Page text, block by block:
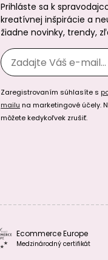
Minerálne koráliky
Bílý achát 8mm
6mm
Prihláste sa k
kreatívnej inšpirácie a
žiadne novinky, trendy,
Zaregistrovaním súhlasíte s
mailu na marketingové účely.
môžete kedykoľvek zrušiť.
Ecommerce Europe
Medzinárodný certifikát